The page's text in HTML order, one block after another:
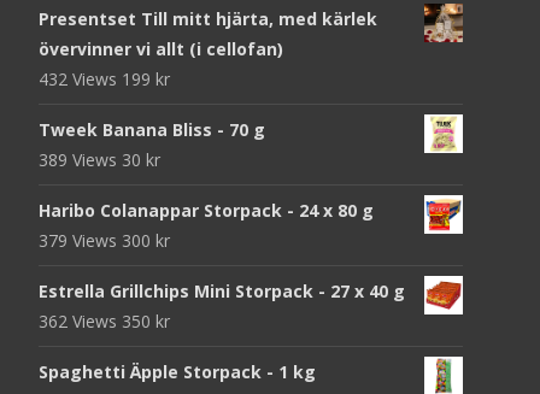
Presentset Till mitt hjärta, med kärlek
övervinner vi allt (i cellofan)
432 Views 199 kr
Tweek Banana Bliss - 70 g
389 Views 30 kr
Haribo Colanappar Storpack - 24 x 80 g
379 Views 300 kr
Estrella Grillchips Mini Storpack - 27 x 40 g
362 Views 350 kr
Spaghetti Äpple Storpack - 1 kg